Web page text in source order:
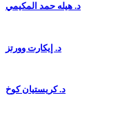
د. هيله حمد المكيمي
د. إيكارت وورتز
د. كريستيان كوخ